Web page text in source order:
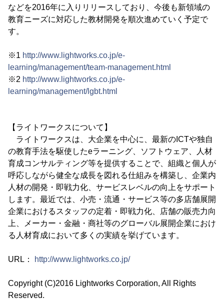
などを2016年に入りリリースしており、今後も新領域の
教育ニーズに対応した教材開発を順次進めていく予定で
す。
※1 http://www.lightworks.co.jp/e-
learning/management/team-management.html
※2 http://www.lightworks.co.jp/e-
learning/management/lgbt.html
【ライトワークスについて】
ライトワークスは、大企業を中心に、最新のICTや独自
の教育手法を駆使したeラーニング、ソフトウェア、人材
育成コンサルティング等を提供することで、組織と個人が
呼応しながら健全な成長を図れる仕組みを構築し、企業内
人材の開発・即戦力化、サービスレベルの向上をサポート
します。最近では、小売・流通・サービス等の多店舗展開
企業におけるスタッフの定着・即戦力化、店舗の販売力向
上、メーカー・金融・商社等のグローバル展開企業におけ
る人材育成において多くの実績を挙げています。
URL： http://www.lightworks.co.jp/
Copyright (C)2016 Lightworks Corporation, All Rights
Reserved.